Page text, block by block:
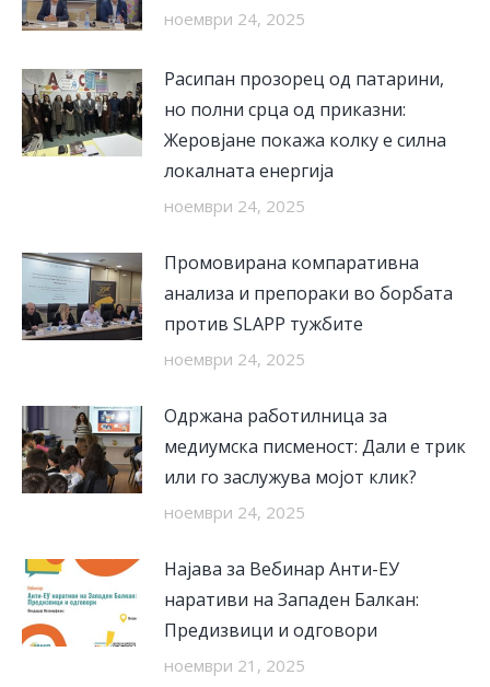
ноември 24, 2025
Расипан прозорец од патарини,
но полни срца од приказни:
Жеровјане покажа колку е силна
локалната енергија
ноември 24, 2025
Промовирана компаративна
анализа и препораки во борбата
против SLAPP тужбите
ноември 24, 2025
Одржана работилница за
медиумска писменост: Дали е трик
или го заслужува мојот клик?
ноември 24, 2025
Најава за Вебинар Анти-ЕУ
наративи на Западен Балкан:
Предизвици и одговори
ноември 21, 2025